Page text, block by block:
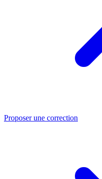
Proposer une correction